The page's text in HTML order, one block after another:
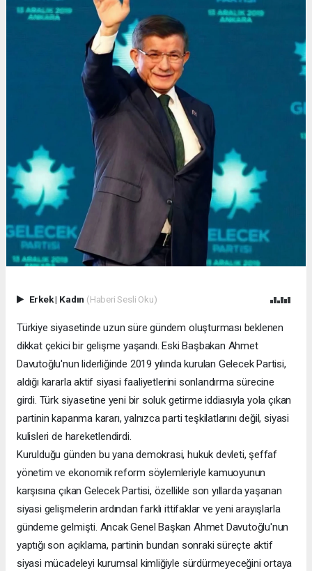
Erkek| Kadın (Haberi Sesli Oku)
Türkiye siyasetinde uzun süre gündem oluşturması beklenen
dikkat çekici bir gelişme yaşandı. Eski Başbakan Ahmet
Davutoğlu'nun liderliğinde 2019 yılında kurulan Gelecek Partisi,
aldığı kararla aktif siyasi faaliyetlerini sonlandırma sürecine
girdi. Türk siyasetine yeni bir soluk getirme iddiasıyla yola çıkan
partinin kapanma kararı, yalnızca parti teşkilatlarını değil, siyasi
kulisleri de hareketlendirdi.
Kurulduğu günden bu yana demokrasi, hukuk devleti, şeffaf
yönetim ve ekonomik reform söylemleriyle kamuoyunun
karşısına çıkan Gelecek Partisi, özellikle son yıllarda yaşanan
siyasi gelişmelerin ardından farklı ittifaklar ve yeni arayışlarla
gündeme gelmişti. Ancak Genel Başkan Ahmet Davutoğlu'nun
yaptığı son açıklama, partinin bundan sonraki süreçte aktif
siyasi mücadeleyi kurumsal kimliğiyle sürdürmeyeceğini ortaya